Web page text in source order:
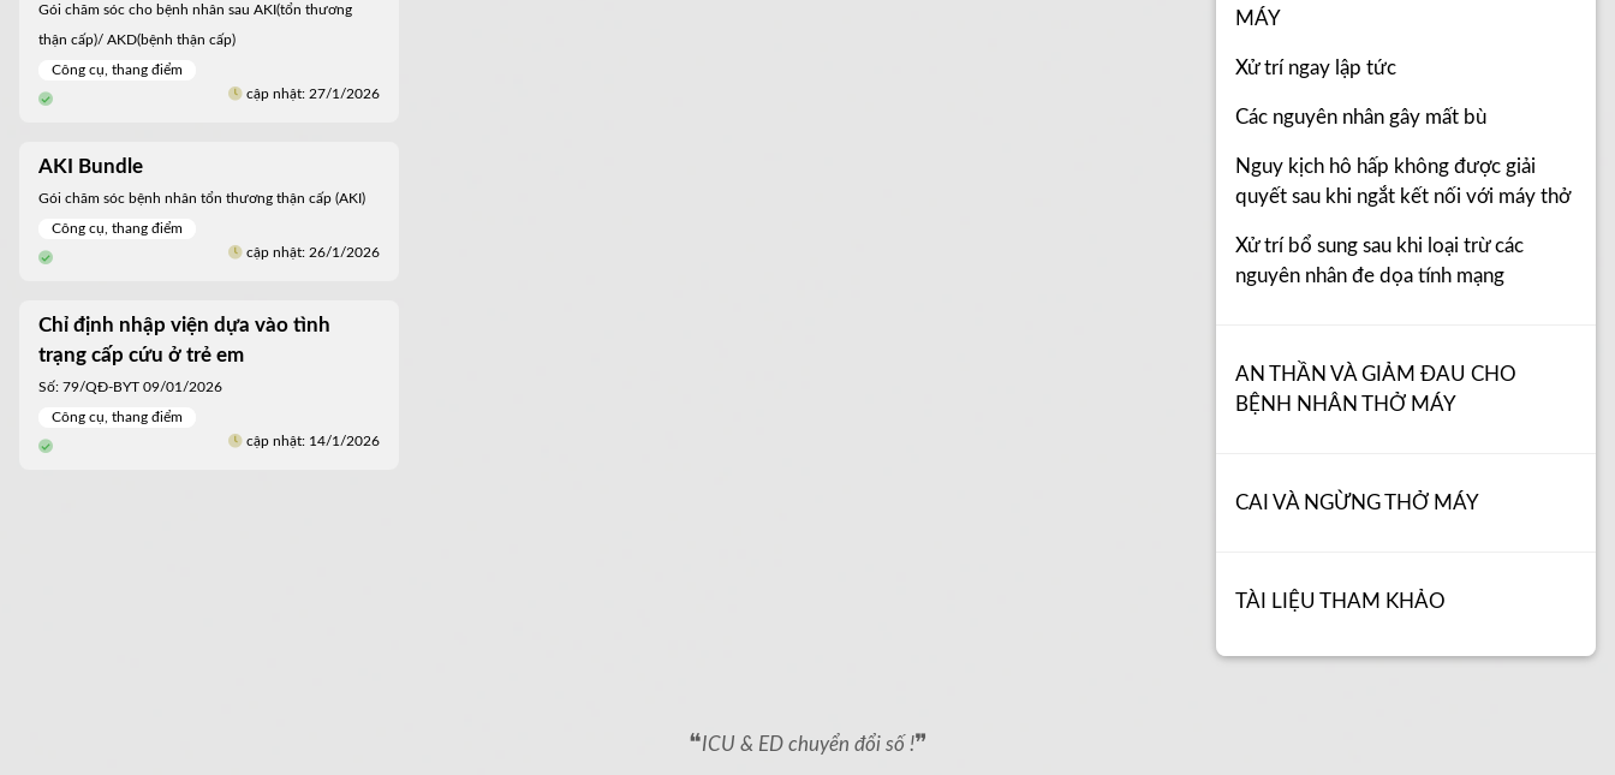
Gói chăm sóc cho bệnh nhân sau AKI(tổn thương
thận cấp)/ AKD(bệnh thận cấp)
Công cụ, thang điểm
cập nhật: 27/1/2026
AKI Bundle
Gói chăm sóc bệnh nhân tổn thương thận cấp (AKI)
Công cụ, thang điểm
cập nhật: 26/1/2026
Chỉ định nhập viện dựa vào tình
trạng cấp cứu ở trẻ em
Số: 79/QĐ-BYT 09/01/2026
Công cụ, thang điểm
cập nhật: 14/1/2026
MÁY
Xử trí ngay lập tức
Các nguyên nhân gây mất bù
Nguy kịch hô hấp không được giải
quyết sau khi ngắt kết nối với máy thở
Xử trí bổ sung sau khi loại trừ các
nguyên nhân đe dọa tính mạng
AN THẦN VÀ GIẢM ĐAU CHO
BỆNH NHÂN THỞ MÁY
CAI VÀ NGỪNG THỞ MÁY
TÀI LIỆU THAM KHẢO
❝ICU & ED chuyển đổi số !❞